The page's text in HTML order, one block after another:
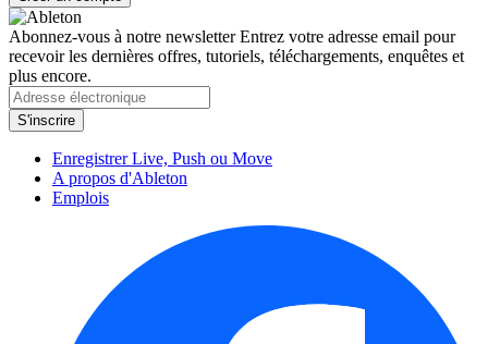
Abonnez-vous à notre newsletterEntrez votre adresse email pour
recevoir les dernières offres, tutoriels, téléchargements, enquêtes et
plus encore.
Enregistrer Live, Push ou Move
A propos d'Ableton
Emplois